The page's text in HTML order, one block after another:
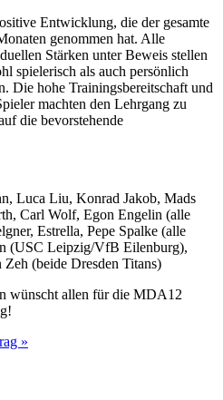
Entwicklung, die der gesamte
genommen hat. Alle
Stärken unter Beweis stellen
spielerisch als auch persönlich
Die hohe Trainingsbereitschaft und
machten den Lehrgang zu
die bevorstehende
Luca Liu, Konrad Jakob, Mads
Carl Wolf, Egon Engelin (alle
Estrella, Pepe Spalke (alle
(USC Leipzig/VfB Eilenburg),
Zeh (beide Dresden Titans)
wünscht allen für die MDA12
»